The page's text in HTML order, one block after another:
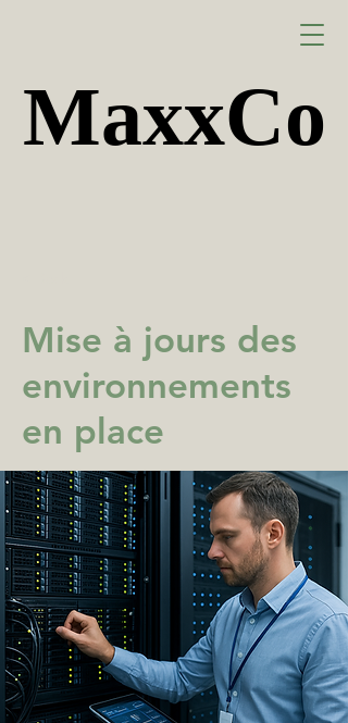
MaxxCo
MaxxCo
Mise à jours des
environnements
en place